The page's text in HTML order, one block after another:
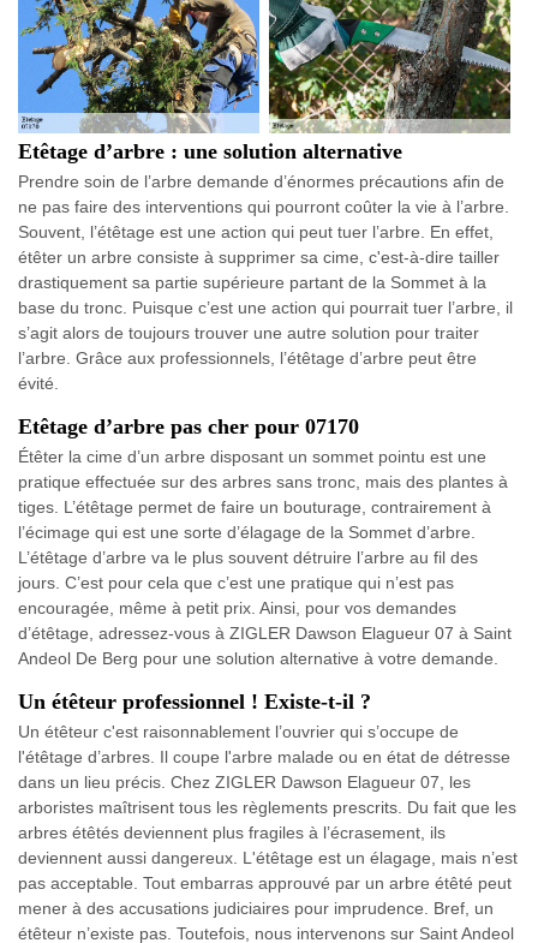
Etêtage d’arbre : une solution alternative
Prendre soin de l’arbre demande d’énormes précautions afin de
ne pas faire des interventions qui pourront coûter la vie à l’arbre.
Souvent, l’étêtage est une action qui peut tuer l’arbre. En effet,
étêter un arbre consiste à supprimer sa cime, c'est-à-dire tailler
drastiquement sa partie supérieure partant de la Sommet à la
base du tronc. Puisque c’est une action qui pourrait tuer l’arbre, il
s’agit alors de toujours trouver une autre solution pour traiter
l’arbre. Grâce aux professionnels, l’étêtage d’arbre peut être
évité.
Etêtage d’arbre pas cher pour 07170
Étêter la cime d’un arbre disposant un sommet pointu est une
pratique effectuée sur des arbres sans tronc, mais des plantes à
tiges. L’étêtage permet de faire un bouturage, contrairement à
l’écimage qui est une sorte d’élagage de la Sommet d’arbre.
L’étêtage d’arbre va le plus souvent détruire l’arbre au fil des
jours. C’est pour cela que c’est une pratique qui n’est pas
encouragée, même à petit prix. Ainsi, pour vos demandes
d’étêtage, adressez-vous à ZIGLER Dawson Elagueur 07 à Saint
Andeol De Berg pour une solution alternative à votre demande.
Un étêteur professionnel ! Existe-t-il ?
Un étêteur c'est raisonnablement l’ouvrier qui s’occupe de
l'étêtage d’arbres. Il coupe l'arbre malade ou en état de détresse
dans un lieu précis. Chez ZIGLER Dawson Elagueur 07, les
arboristes maîtrisent tous les règlements prescrits. Du fait que les
arbres étêtés deviennent plus fragiles à l’écrasement, ils
deviennent aussi dangereux. L'étêtage est un élagage, mais n’est
pas acceptable. Tout embarras approuvé par un arbre étêté peut
mener à des accusations judiciaires pour imprudence. Bref, un
étêteur n’existe pas. Toutefois, nous intervenons sur Saint Andeol